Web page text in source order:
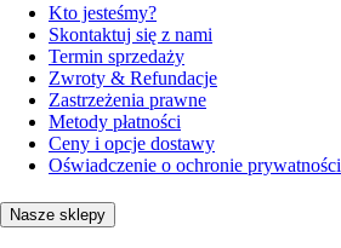
Kto jesteśmy?
Skontaktuj się z nami
Termin sprzedaży
Zwroty & Refundacje
Zastrzeżenia prawne
Metody płatności
Ceny i opcje dostawy
Oświadczenie o ochronie prywatności
Nasze sklepy